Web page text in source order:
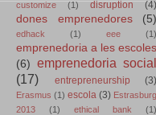
customize (1) disruption (4)
dones emprenedores (5)
edhack (1) eee (1)
emprenedoria a les escoles
(6) emprenedoria social
(17)
entrepreneurship (3)
Erasmus (1) escola (3) Estrasburg
2013
(1) ethical bank (1)